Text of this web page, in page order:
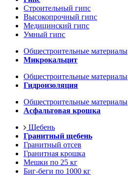
Строительный гипс
Высокопрочный гипс
Медицинский гипс
Умный гипс
Общестроительные материалы
Микрокальцит
Общестроительные материалы
Гидроизоляция
Общестроительные материалы
Асфальтовая крошка
Щебень
Гранитный щебень
Гранитный отсев
Гранитная крошка
Мешки по 25 кг
Биг-беги по 1000 кг